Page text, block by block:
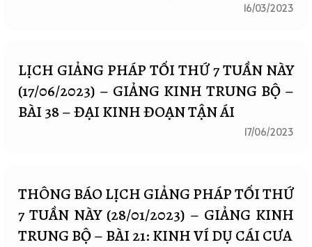
16/03/2023
LỊCH GIẢNG PHÁP TỐI THỨ 7 TUẦN NÀY
(17/06/2023) – GIẢNG KINH TRUNG BỘ –
BÀI 38 – ĐẠI KINH ĐOẠN TẬN ÁI
17/06/2023
THÔNG BÁO LỊCH GIẢNG PHÁP TỐI THỨ
7 TUẦN NÀY (28/01/2023) – GIẢNG KINH
TRUNG BỘ – BÀI 21: KINH VÍ DỤ CÁI CƯA